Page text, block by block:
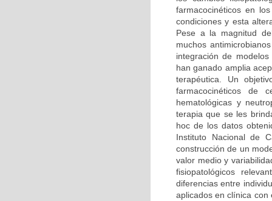
farmacocinéticos en
condiciones y esta
Pese a la magnitud
muchos
integración de
han ganado amplia
terapéutica. Un
farmacocinéticos de
hematológicas y
terapia que se les
hoc de los datos
Instituto Nacional de
construcción de un
valor medio y
fisiopatológicos
diferencias entre
aplicados en clínica con